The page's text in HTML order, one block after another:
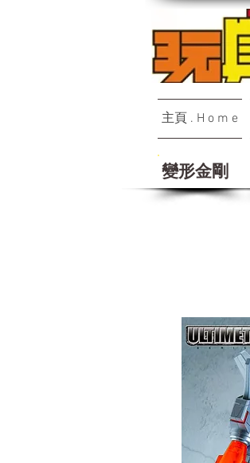
主頁 . H o m e
變形金剛